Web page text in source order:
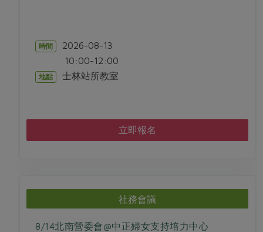
時間 2026-08-13
10:00-12:00
地點 士林站所教室
立即報名
社務會議
8/14北南營委會@中正婦女支持培力中心